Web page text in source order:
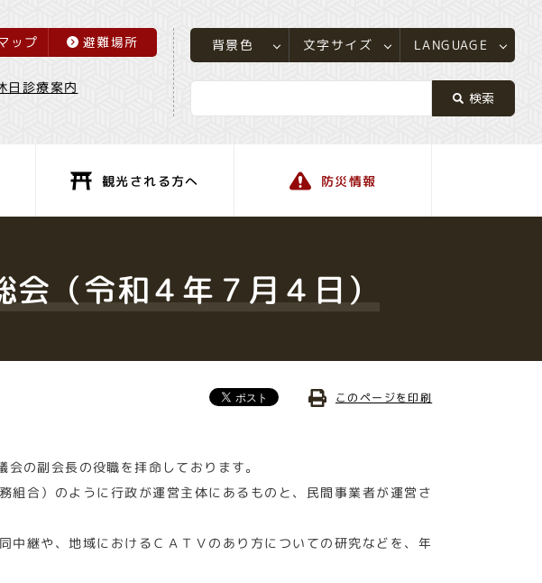
ップ 避難場所
日診療案内
背景色 文字サイズ LANGUAGE
観光される方へ 防災情報
（令和４年７月４日）
このページを印刷
の副会長の役職を拝命しております。
合）のように行政が運営主体にあるものと、民間事業者が運営さ
継や、地域におけるＣＡＴＶのあり方についての研究などを、年